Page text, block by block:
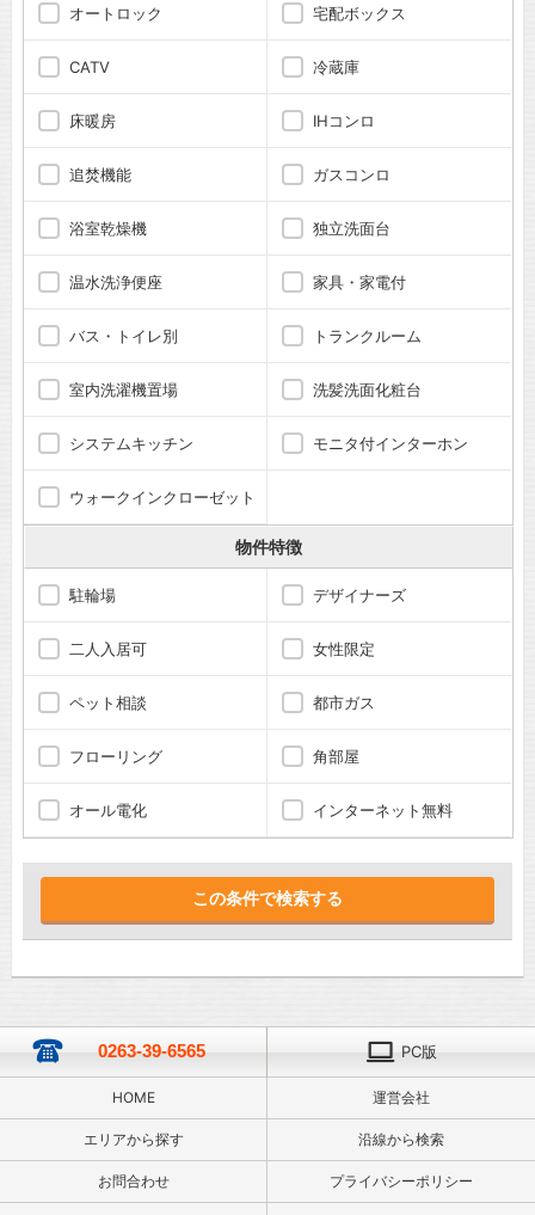
オートロック 宅配ボックス
CATV 冷蔵庫
床暖房 IHコンロ
追焚機能 ガスコンロ
浴室乾燥機 独立洗面台
温水洗浄便座 家具・家電付
バス・トイレ別 トランクルーム
室内洗濯機置場 洗髪洗面化粧台
システムキッチン モニタ付インターホン
ウォークインクローゼット
物件特徴
駐輪場 デザイナーズ
二人入居可 女性限定
ペット相談 都市ガス
フローリング 角部屋
オール電化 インターネット無料
0263-39-6565 PC版
HOME 運営会社
エリアから探す 沿線から検索
お問合わせ プライバシーポリシー